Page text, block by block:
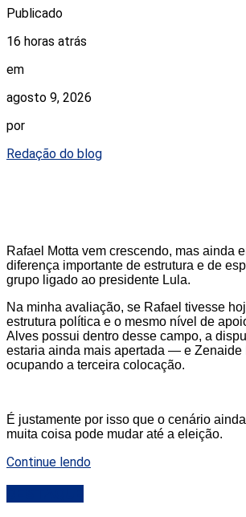
Publicado
16 horas atrás
em
agosto 9, 2026
por
Redação do blog
Rafael Motta vem crescendo, mas ainda
diferença importante de estrutura e de
grupo ligado ao presidente Lula.
Na minha avaliação, se Rafael tivesse
estrutura política e o mesmo nível de
Alves possui dentro desse campo, a
estaria ainda mais apertada — e Zenaide
ocupando a terceira colocação.
É justamente por isso que o cenário
muita coisa pode mudar até a eleição.
Continue lendo